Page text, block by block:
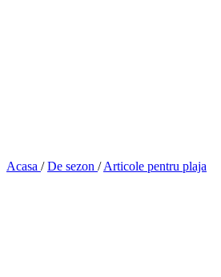
Acasa / De sezon / Articole pentru plaja